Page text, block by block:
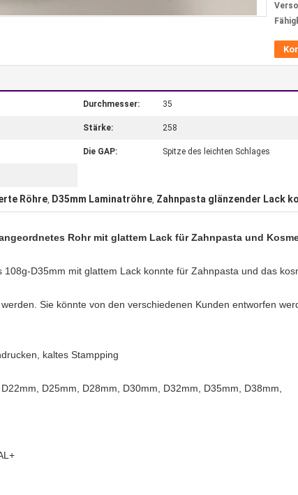
Durchmesser: 35
Stärke: 258
Die GAP: Spitze des leichten Schlages
Röhre, D35mm Laminatröhre, Zahnpasta glänzender Lack
Rohr mit glattem Lack für Zahnpasta und
D35mm mit glattem Lack konnte für Zahnpasta und das
Sie könnte von den verschiedenen Kunden entworfen
kaltes Stampping
D25mm, D28mm, D30mm, D32mm, D35mm, D38mm,